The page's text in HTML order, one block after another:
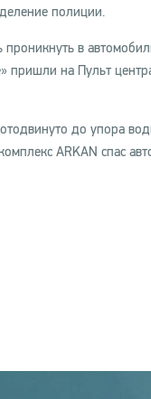
полиции.
в
пришли на Пульт
до упора
ARKAN спас